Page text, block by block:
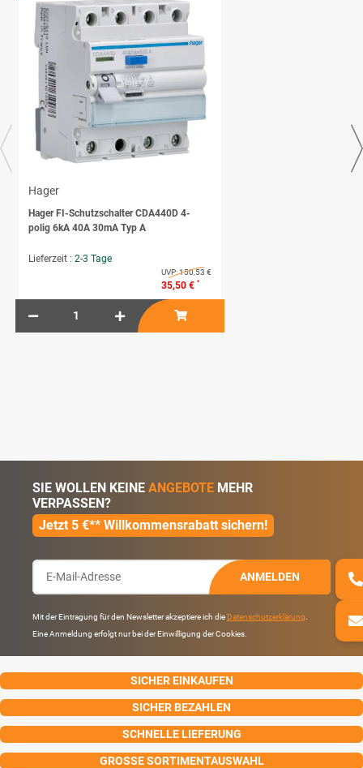
Hager
Hager FI-Schutzschalter CDA440D 4-
polig 6kA 40A 30mA Typ A
Lieferzeit : 2-3 Tage
UVP:150,53 €
35,50 € *
SIE WOLLEN KEINE ANGEBOTE MEHR
VERPASSEN?
Jetzt 5 €** Willkommensrabatt sichern!
ANMELDEN
Mit der Eintragung für den Newsletter akzeptiere ich die Datenschutzerklärung
Eine Anmeldung erfolgt nur bei der Einwilligung der Cookies.
SICHER EINKAUFEN
SICHER BEZAHLEN
SCHNELLE LIEFERUNG
GROSSE SORTIMENTAUSWAHL